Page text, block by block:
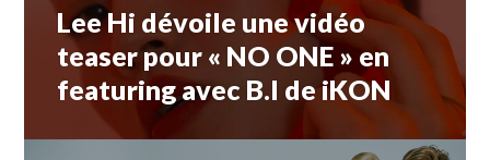
de
l’article
Article
précédent :
Lee Hi dévoile une vidéo
teaser pour « NO ONE » en
featuring avec B.I de iKON